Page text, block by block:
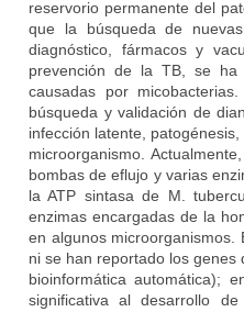
reservorio permanente del
que la búsqueda de
diagnóstico, fármacos y
prevención de la TB, se
causadas por
búsqueda y validación de
infección latente,
microorganismo.
bombas de eflujo y varias
la ATP sintasa de M.
enzimas encargadas de la
en algunos microorganismos.
ni se han reportado los genes
bioinformática automática);
significativa al desarrollo